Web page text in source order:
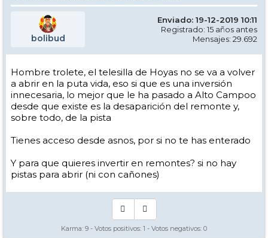
bolibud
Enviado: 19-12-2019 10:11
Registrado: 15 años antes
Mensajes: 29.692
Hombre trolete, el telesilla de Hoyas no se va a volver
a abrir en la puta vida, eso si que es una inversión
innecesaria, lo mejor que le ha pasado a Alto Campoo
desde que existe es la desaparición del remonte y,
sobre todo, de la pista
Tienes acceso desde asnos, por si no te has enterado
Y para que quieres invertir en remontes? si no hay
pistas para abrir (ni con cañones)
Karma: 9 - Votos positivos: 1 - Votos negativos: 0